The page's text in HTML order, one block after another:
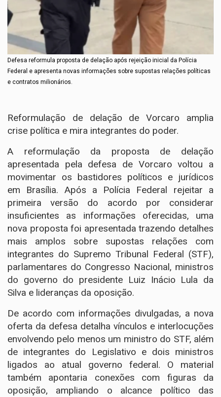
Defesa reformula proposta de delação após rejeição inicial da Polícia
Federal e apresenta novas informações sobre supostas relações políticas
e contratos milionários.
Reformulação de delação de Vorcaro amplia
crise política e mira integrantes do poder.
A reformulação da proposta de delação
apresentada pela defesa de Vorcaro voltou a
movimentar os bastidores políticos e jurídicos
em Brasília. Após a Polícia Federal rejeitar a
primeira versão do acordo por considerar
insuficientes as informações oferecidas, uma
nova proposta foi apresentada trazendo detalhes
mais amplos sobre supostas relações com
integrantes do Supremo Tribunal Federal (STF),
parlamentares do Congresso Nacional, ministros
do governo do presidente Luiz Inácio Lula da
Silva e lideranças da oposição.
De acordo com informações divulgadas, a nova
oferta da defesa detalha vínculos e interlocuções
envolvendo pelo menos um ministro do STF, além
de integrantes do Legislativo e dois ministros
ligados ao atual governo federal. O material
também apontaria conexões com figuras da
oposição, ampliando o alcance político das